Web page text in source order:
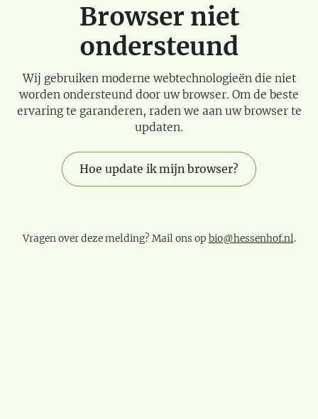
Browser niet
ondersteund
Wij gebruiken moderne webtechnologieën die niet
worden ondersteund door uw browser. Om de beste
ervaring te garanderen, raden we aan uw browser te
updaten.
Hoe update ik mijn browser?
Vragen over deze melding? Mail ons op bio@hessenhof.nl.